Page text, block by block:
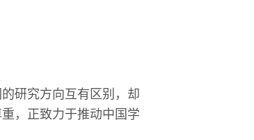
研究方向互有区别，却
，正致力于推动中国学